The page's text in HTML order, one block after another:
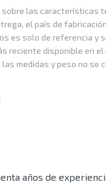
sobre las características
el país de
es solo de referencia y
reciente disponible en el
las medidas y peso no se
años de